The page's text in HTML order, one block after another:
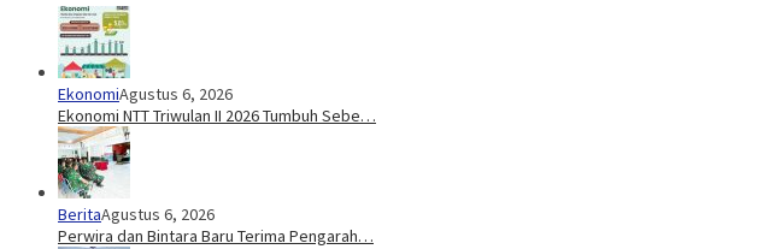
EkonomiAgustus 6, 2026
Ekonomi NTT Triwulan II 2026 Tumbuh Sebe…
BeritaAgustus 6, 2026
Perwira dan Bintara Baru Terima Pengarah…